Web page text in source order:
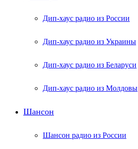
Дип-хаус радио из России
Дип-хаус радио из Украины
Дип-хаус радио из Беларуси
Дип-хаус радио из Молдовы
Шансон
Шансон радио из России